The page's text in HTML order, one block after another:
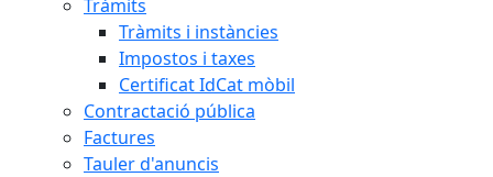
Tràmits
Tràmits i instàncies
Impostos i taxes
Certificat IdCat mòbil
Contractació pública
Factures
Tauler d'anuncis